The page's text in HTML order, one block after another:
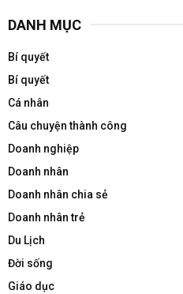
DANH MỤC
Bí quyết
Bí quyết
Cá nhân
Câu chuyện thành công
Doanh nghiệp
Doanh nhân
Doanh nhân chia sẻ
Doanh nhân trẻ
Du Lịch
Đời sống
Giáo dục